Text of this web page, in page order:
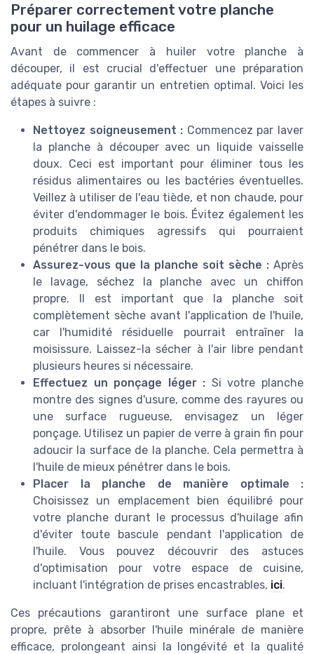
Préparer correctement votre planche
pour un huilage efficace
Avant de commencer à huiler votre planche à
découper, il est crucial d'effectuer une préparation
adéquate pour garantir un entretien optimal. Voici les
étapes à suivre :
Nettoyez soigneusement : Commencez par laver
la planche à découper avec un liquide vaisselle
doux. Ceci est important pour éliminer tous les
résidus alimentaires ou les bactéries éventuelles.
Veillez à utiliser de l'eau tiède, et non chaude, pour
éviter d'endommager le bois. Évitez également les
produits chimiques agressifs qui pourraient
pénétrer dans le bois.
Assurez-vous que la planche soit sèche : Après
le lavage, séchez la planche avec un chiffon
propre. Il est important que la planche soit
complètement sèche avant l'application de l'huile,
car l'humidité résiduelle pourrait entraîner la
moisissure. Laissez-la sécher à l'air libre pendant
plusieurs heures si nécessaire.
Effectuez un ponçage léger : Si votre planche
montre des signes d'usure, comme des rayures ou
une surface rugueuse, envisagez un léger
ponçage. Utilisez un papier de verre à grain fin pour
adoucir la surface de la planche. Cela permettra à
l'huile de mieux pénétrer dans le bois.
Placer la planche de manière optimale :
Choisissez un emplacement bien équilibré pour
votre planche durant le processus d'huilage afin
d'éviter toute bascule pendant l'application de
l'huile. Vous pouvez découvrir des astuces
d'optimisation pour votre espace de cuisine,
incluant l'intégration de prises encastrables, ici.
Ces précautions garantiront une surface plane et
propre, prête à absorber l'huile minérale de manière
efficace, prolongeant ainsi la longévité et la qualité